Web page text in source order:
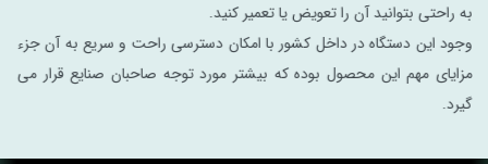
به راحتی بتوانید آن را تعویض یا تعمیر کنید.
وجود این دستگاه در داخل کشور با امکان دسترسی راحت و سریع به آن جزء
مزایای مهم این محصول بوده که بیشتر مورد توجه صاحبان صنایع قرار می
گیرد.